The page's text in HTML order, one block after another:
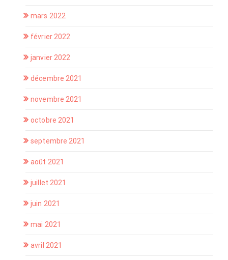
mars 2022
février 2022
janvier 2022
décembre 2021
novembre 2021
octobre 2021
septembre 2021
août 2021
juillet 2021
juin 2021
mai 2021
avril 2021